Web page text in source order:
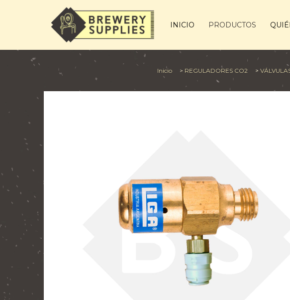
INICIO PRODUCTOS
Inicio > REGULADORES CO2 >